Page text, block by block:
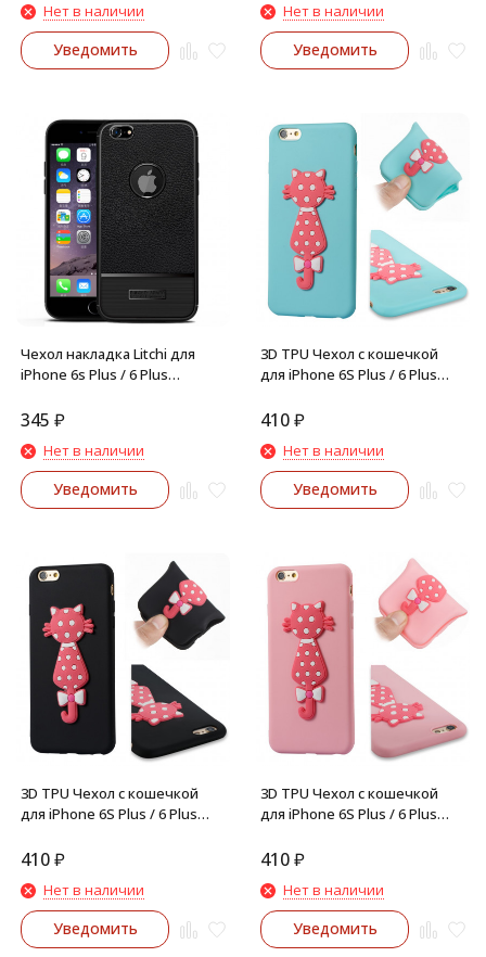
Нет в наличии
Уведомить
Нет в наличии
Уведомить
Чехол накладка Litchi для
iPhone 6s Plus / 6 Plus
345 ₽
Нет в наличии
Уведомить
3D TPU Чехол с кошечкой
для iPhone 6S Plus / 6 Plus
410₽
Нет в наличии
Уведомить
3D TPU Чехол с кошечкой
для iPhone 6S Plus / 6 Plus
410₽
Нет в наличии
Уведомить
3D TPU Чехол с кошечкой
для iPhone 6S Plus / 6 Plus
410₽
Нет в наличии
Уведомить